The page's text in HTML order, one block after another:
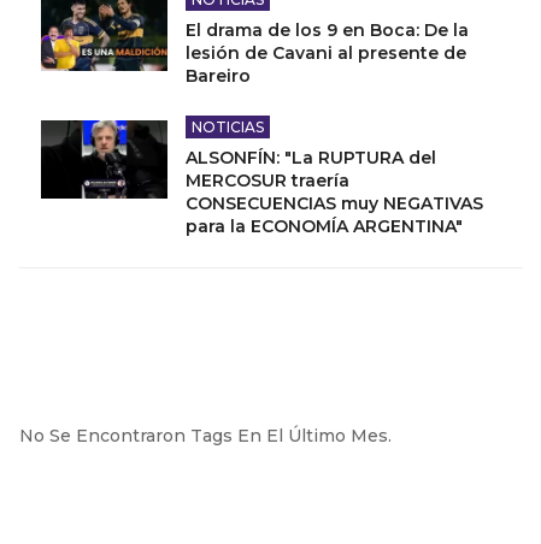
El drama de los 9 en Boca: De la
lesión de Cavani al presente de
Bareiro
NOTICIAS
ALSONFÍN: "La RUPTURA del
MERCOSUR traería
CONSECUENCIAS muy NEGATIVAS
para la ECONOMÍA ARGENTINA"
No Se Encontraron Tags En El Último Mes.